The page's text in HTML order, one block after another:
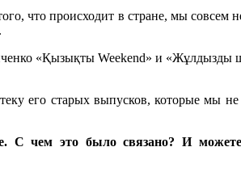
что происходит в стране, мы
«Қызықты Weekend» и «Жұлдызды
его старых выпусков, которые мы
С чем это было связано? И